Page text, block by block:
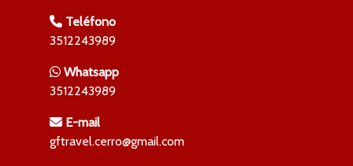
Teléfono
3512243989
Whatsapp
3512243989
E-mail
gftravel.cerro@gmail.com